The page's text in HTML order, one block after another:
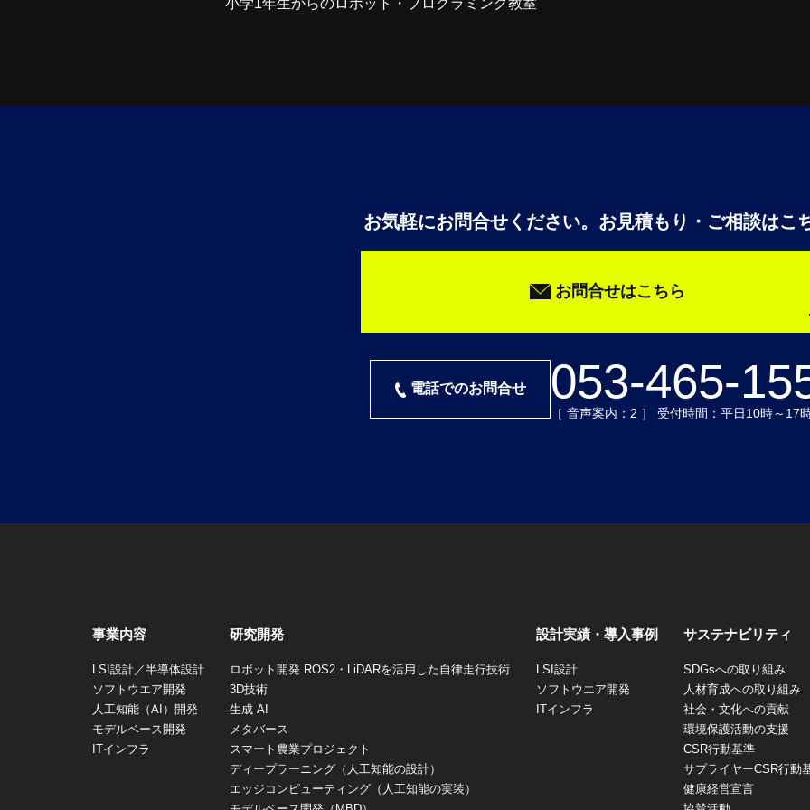
お気軽にお問合せください。 お見積もり・ご相談はこ
お問合せはこちら
電話でのお問合せ 053-465-
［ 音声案内：2 ］ 受付時間：平日10時～17
事業内容
LSI設計／半導体設計
ソフトウエア開発
人工知能（AI）開発
モデルベース開発
ITインフラ
研究開発
ロボット開発 ROS2・LiDARを活用した自律走行技術
3D技術
生成 AI
メタバース
スマート農業プロジェクト
ディープラーニング（人工知能の設計）
エッジコンピューティング（人工知能の実装）
設計実績・導入事例
LSI設計
ソフトウエア開発
ITインフラ
サステナビリティ
SDGsへの取り組み
人材育成への取り組み
社会・文化への貢献
環境保護活動の支援
CSR行動基準
サプライヤーCSR行動
健康経営宣言